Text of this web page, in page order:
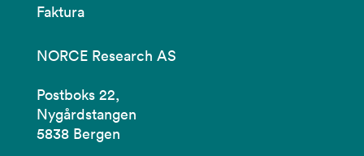
Faktura
NORCE Research AS
Postboks 22,
Nygårdstangen
5838 Bergen